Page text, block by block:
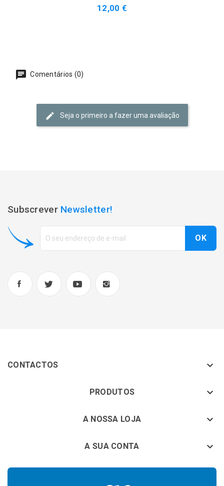
12,00 €
Comentários (0)
Seja o primeiro a fazer uma avaliação
Subscrever Newsletter!
CONTACTOS 
PRODUTOS keyboard_arrow_down
A NOSSA LOJA keyboard_arrow_down
A SUA CONTA 